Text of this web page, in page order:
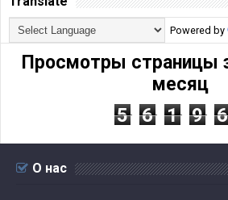
Powered by
Просмотры страницы
месяц
5 6 1 9 6
О нас